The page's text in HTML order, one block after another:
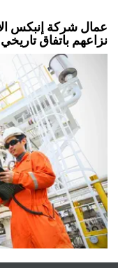
عمال شركة إنبكس
نزاعهم باتفاق